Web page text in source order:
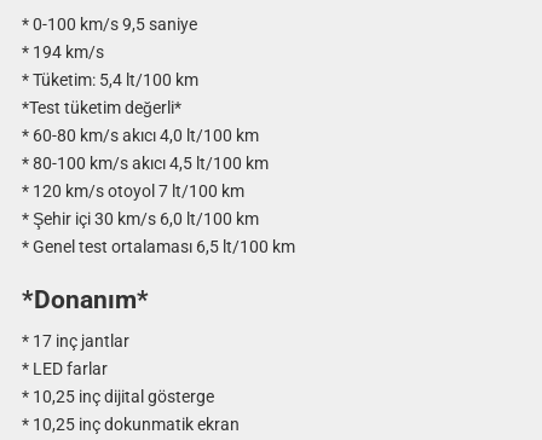
* 0-100 km/s 9,5 saniye
* 194 km/s
* Tüketim: 5,4 lt/100 km
*Test tüketim değerli*
* 60-80 km/s akıcı 4,0 lt/100 km
* 80-100 km/s akıcı 4,5 lt/100 km
* 120 km/s otoyol 7 lt/100 km
* Şehir içi 30 km/s 6,0 lt/100 km
* Genel test ortalaması 6,5 lt/100 km
*Donanım*
* 17 inç jantlar
* LED farlar
* 10,25 inç dijital gösterge
* 10,25 inç dokunmatik ekran